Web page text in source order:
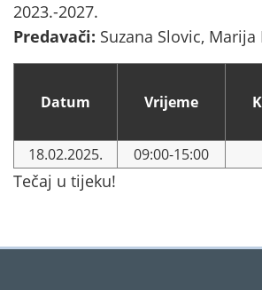
2023.-2027.
Predavači: Suzana Slovic, Marija
Datum Vrijeme
18.02.2025. 09:00-15:00
Tečaj u tijeku!